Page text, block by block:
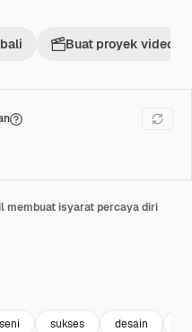
Buat proyek video
membuat isyarat percaya diri
seni sukses desain